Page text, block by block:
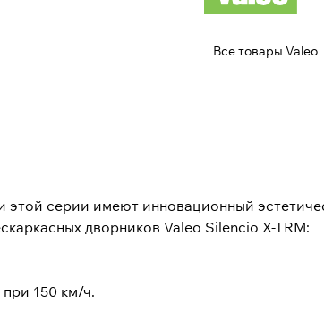
Все товары Valeo
этой серии имеют инновационный
дворников Valeo Silencio X-TRM:
150 км/ч.